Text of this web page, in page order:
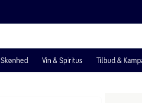
Skønhed Vin & Spiritus Tilbud &